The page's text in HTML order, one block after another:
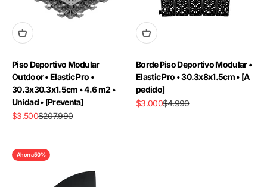
Piso Deportivo Modular
Outdoor • Elastic Pro •
30.3x30.3x1.5cm • 4.6 m2 •
Unidad • [Preventa]
Precio de oferta
$3.500Precio normal
$207.990
Borde Piso Deportivo Modular •
Elastic Pro • 30.3x8x1.5cm • [A
pedido]
Precio de oferta
$3.000Precio normal
$4.990
Ahorra 50%